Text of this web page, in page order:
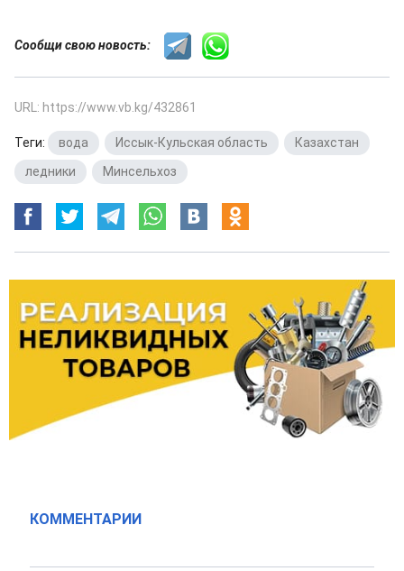
Сообщи свою новость:
URL: https://www.vb.kg/432861
Теги: вода Иссык-Кульская область Казахстан
ледники
Минсельхоз
КОММЕНТАРИИ